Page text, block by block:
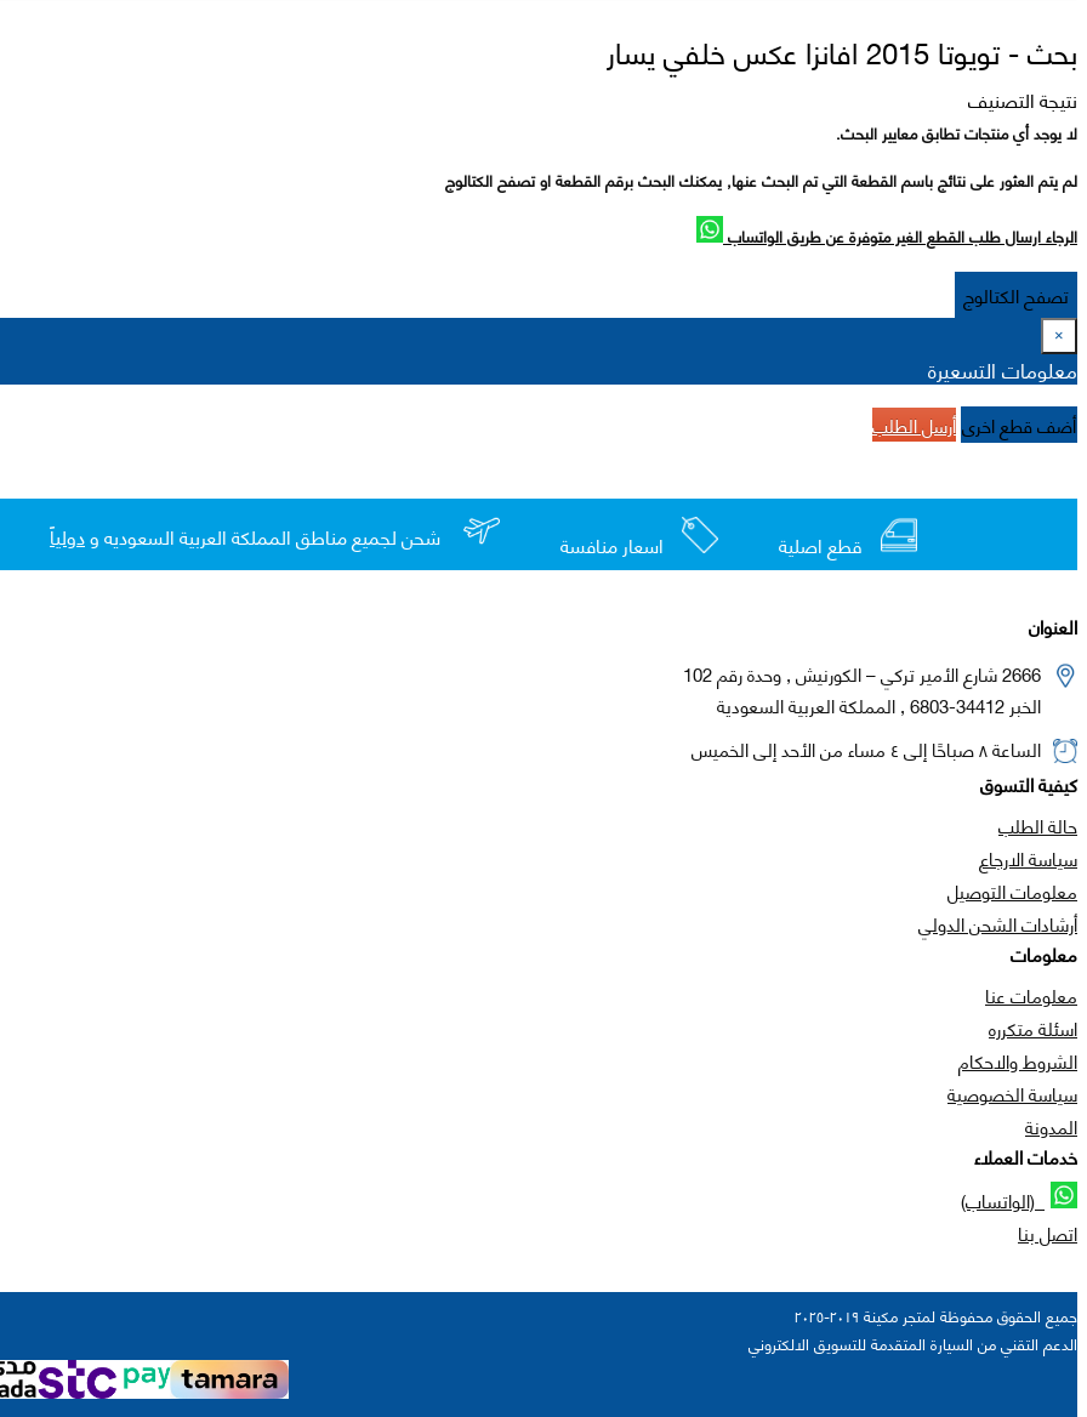
بحث -تويوتا 2015 افانزا عكس خلفي يسار
نتيجة التصنيف
لا يوجد أي منتجات تطابق معايير البحث.
لم يتم العثور على نتائج باسم القطعة التي تم البحث عنها, يمكنك البحث برقم القطعة او تصفح الكتالوج
الرجاء ارسال طلب القطع الغير متوفرة عن طريق الواتساب
تصفح الكتالوج
×
معلومات التسعيرة
أضف قطع اخرىأرسل الطلب
قطع اصلية اسعار منافسة شحن لجميع مناطق المملكة العربية السعوديه ودولياً
العنوان
2666 شارع الأمير تركي – الكورنيش , وحدة رقم 102
الخبر 34412-6803 , المملكة العربية السعودية
الساعة ٨ صباحًا إلى ٤ مساء من الأحد إلى الخميس
كيفية التسوق
حالة الطلب
سياسة الارجاع
معلومات التوصيل
أرشادات الشحن الدولي
معلومات
معلومات عنا
اسئلة متكرره
الشروط والاحكام
سياسة الخصوصية
المدونة
خدمات العملاء
(الواتساب)
اتصل بنا
جميع الحقوق محفوظة لمتجر مكينة ٢٠١٩-٢٠٢٥
الدعم التقني من السيارة المتقدمة للتسويق الالكتروني